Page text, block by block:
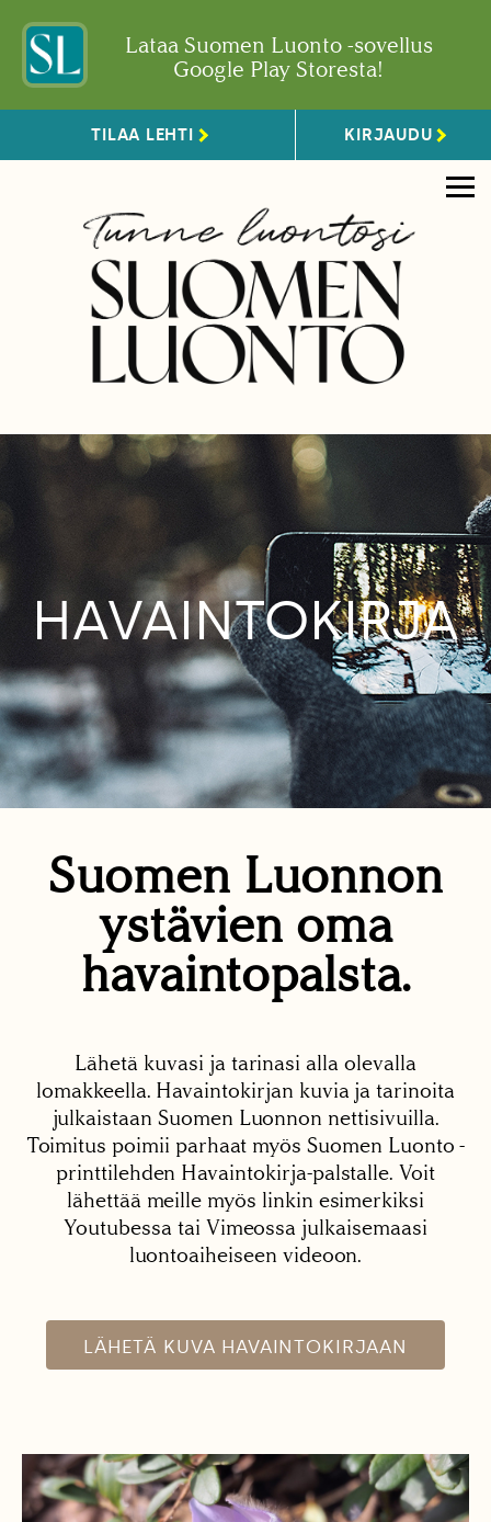
Lataa Suomen Luonto -sovellus
Google Play Storesta!
TILAA LEHTI KIRJAUDU
HAVAINTOKIRJA
Suomen Luonnon
ystävien oma
havaintopalsta.
Lähetä kuvasi ja tarinasi alla olevalla
lomakkeella. Havaintokirjan kuvia ja tarinoita
julkaistaan Suomen Luonnon nettisivuilla.
Toimitus poimii parhaat myös Suomen Luonto -
printtilehden Havaintokirja-palstalle. Voit
lähettää meille myös linkin esimerkiksi
Youtubessa tai Vimeossa julkaisemaasi
luontoaiheiseen videoon.
LÄHETÄ KUVA HAVAINTOKIRJAAN